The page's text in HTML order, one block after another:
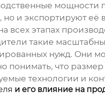
мощности
и экспортируют её
всех этапах
такие
нужд. Они
понимать, что
технологии и
и его влияние на